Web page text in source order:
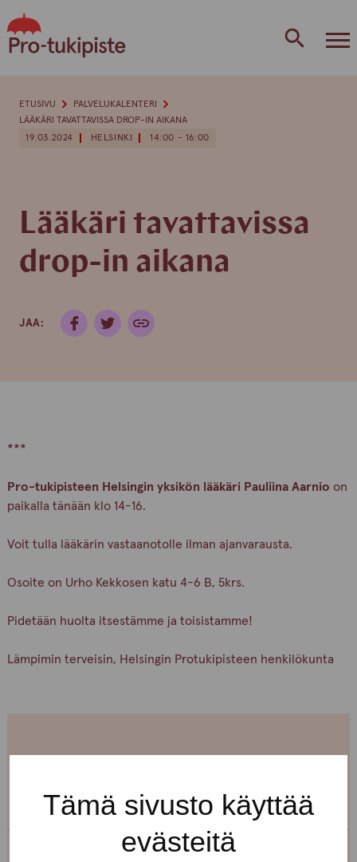
Tämä sivusto käyttää
evästeitä
to
content
19.03.2024 HELSINKI 14:00 - 16:00
Lääkäri tavattavissa
drop-in aikana
JAA:
ETUSIVU
PALVELUKALENTERI
LÄÄKÄRI TAVATTAVISSA DROP-IN AIKANA
***
Pro-tukipisteen Helsingin yksikön lääkäri Pauliina Aarnio on
paikalla tänään klo 14-16.
Voit tulla lääkärin vastaanotolle ilman ajanvarausta.
Osoite on Urho Kekkosen katu 4-6 B, 5krs.
Pidetään huolta itsestämme ja toisistamme!
Lämpimin terveisin, Helsingin Protukipisteen henkilökunta